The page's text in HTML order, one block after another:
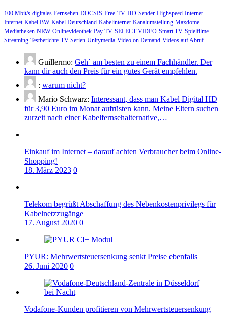
100 Mbit/s digitales Fernsehen DOCSIS Free-TV HD-Sender Highspeed-Internet
Internet Kabel BW Kabel Deutschland Kabelinternet Kanalumstellung Maxdome
Mediatheken NRW Onlinevideothek Pay TV SELECT VIDEO Smart TV Spielfilme
Streaming Testberichte TV-Serien Unitymedia Video on Demand Videos auf Abruf
Guillermo: Geh´ am besten zu einem Fachhändler. Der
kann dir auch den Preis für ein gutes Gerät empfehlen.
: warum nicht?
Mario Schwarz: Interessant, dass man Kabel Digital HD
für 3,90 Euro im Monat aufrüsten kann. Meine Eltern suchen
zurzeit nach einer Kabelfernsehalternative,…
Einkauf im Internet – darauf achten Verbraucher beim Online-
Shopping!
18. März 2023 0
Telekom begrüßt Abschaffung des Nebenkostenprivilegs für
Kabelnetzzugänge
17. August 2020 0
PYUR: Mehrwertsteuersenkung senkt Preise ebenfalls
26. Juni 2020 0
Vodafone-Kunden profitieren von Mehrwertsteuersenkung